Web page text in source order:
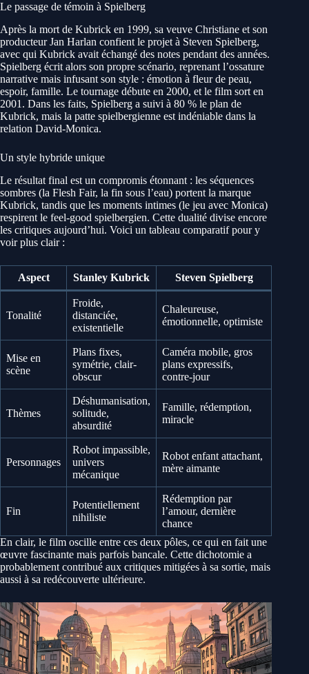
Le passage de témoin à Spielberg
Après la mort de Kubrick en 1999, sa veuve Christiane et son
producteur Jan Harlan confient le projet à Steven Spielberg,
avec qui Kubrick avait échangé des notes pendant des années.
Spielberg écrit alors son propre scénario, reprenant l’ossature
narrative mais infusant son style : émotion à fleur de peau,
espoir, famille. Le tournage débute en 2000, et le film sort en
2001. Dans les faits, Spielberg a suivi à 80 % le plan de
Kubrick, mais la patte spielbergienne est indéniable dans la
relation David-Monica.
Un style hybride unique
Le résultat final est un compromis étonnant : les séquences
sombres (la Flesh Fair, la fin sous l’eau) portent la marque
Kubrick, tandis que les moments intimes (le jeu avec Monica)
respirent le feel-good spielbergien. Cette dualité divise encore
les critiques aujourd’hui. Voici un tableau comparatif pour y
voir plus clair :
Aspect Stanley Kubrick Steven Spielberg
Tonalité
Froide,
distanciée,
existentielle
Chaleureuse,
émotionnelle, optimiste
Mise en
scène
Plans fixes,
symétrie, clair-
obscur
Caméra mobile, gros
plans expressifs,
contre-jour
Thèmes
Déshumanisation,
solitude,
absurdité
Famille, rédemption,
miracle
Personnages
Robot impassible,
univers
mécanique
Robot enfant attachant,
mère aimante
Fin
Potentiellement
nihiliste
Rédemption par
l’amour, dernière
chance
En clair, le film oscille entre ces deux pôles, ce qui en fait une
œuvre fascinante mais parfois bancale. Cette dichotomie a
probablement contribué aux critiques mitigées à sa sortie, mais
aussi à sa redécouverte ultérieure.